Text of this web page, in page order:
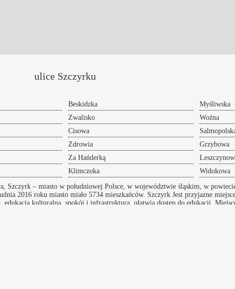
ulice Szczyrku
Beskidzka
Myśliwska
Zwalisko
Woźna
Cisowa
Zdrowia
Grzybowa
Za Hańderką
Klimczoka Widokowa
Szczyrk – miasto w południowej Polsce, w województwie śląskim, w
2016 roku miasto miało 5734 mieszkańców. Szczyrk Jest przyjazne
kulturalna, spokój i infrastruktura, ułatwia dostęp do edukacji.